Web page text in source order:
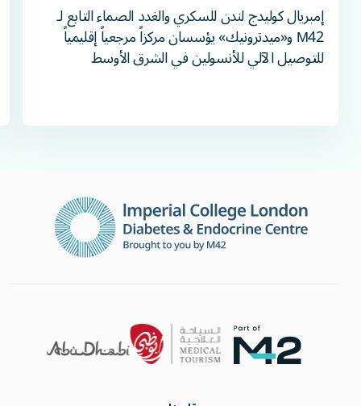
إمبريال كوليدج لندن للسكري والغدد الصماء التابع لـ
M42 و«ميدترونيك» يؤسسان مركزاً مرجعياً إقليمياً
للتوصيل الآلي للأنسولين في الشرق الأوسط